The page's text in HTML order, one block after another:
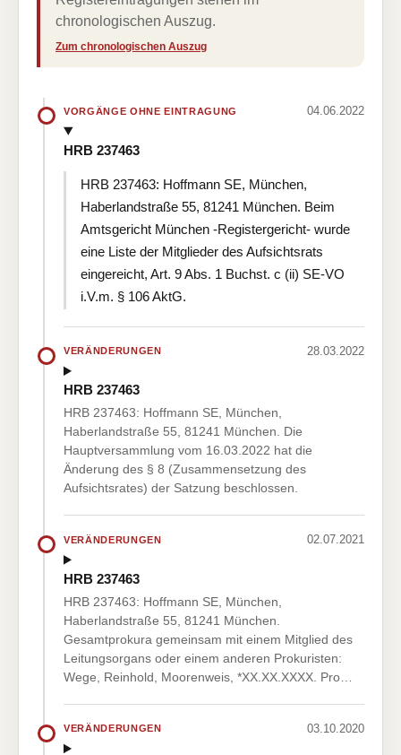
chronologischen Auszug.
Zum chronologischen Auszug
VORGÄNGE OHNE EINTRAGUNG 04.06.2022
HRB 237463
HRB 237463: Hoffmann SE, München,
Haberlandstraße 55, 81241 München. Beim
Amtsgericht München -Registergericht- wurde
eine Liste der Mitglieder des Aufsichtsrats
eingereicht, Art. 9 Abs. 1 Buchst. c (ii) SE-VO
i.V.m. § 106 AktG.
VERÄNDERUNGEN 28.03.2022
HRB 237463
HRB 237463: Hoffmann SE, München,
Haberlandstraße 55, 81241 München. Die
Hauptversammlung vom 16.03.2022 hat die
Änderung des § 8 (Zusammensetzung des
Aufsichtsrates) der Satzung beschlossen.
VERÄNDERUNGEN 02.07.2021
HRB 237463
HRB 237463: Hoffmann SE, München,
Haberlandstraße 55, 81241 München.
Gesamtprokura gemeinsam mit einem Mitglied des
Leitungsorgans oder einem anderen Prokuristen:
Wege, Reinhold, Moorenweis, *XX.XX.XXXX. Pro…
VERÄNDERUNGEN 03.10.2020